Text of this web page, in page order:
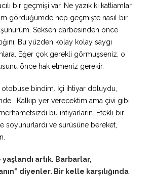
bir geçmişi var. Ne yazık ki katliamlar
gördüğümde hep geçmişte nasıl bir
Seksen darbesinden önce
Bu yüzden kolay kolay saygı
Eğer çok gerekli görmüşseniz, o
önce hak etmeniz gerekir.
otobüse bindim. İçi ihtiyar doluydu,
Kalkıp yer verecektim ama çivi gibi
merhametsizdi bu ihtiyarların. Etekli bir
soyunurlardı ve sürüsüne bereket,
artık. Barbarlar,
diyenler. Bir kelle karşılığında